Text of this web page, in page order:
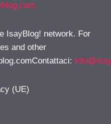
IsayBlog! network. For
and other
:
(UE)